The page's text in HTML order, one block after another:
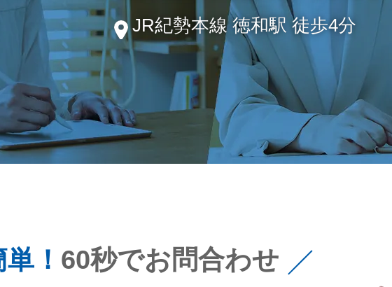
JR紀勢本線 徳和駅 徒歩4分
！ 60秒でお問合わせ